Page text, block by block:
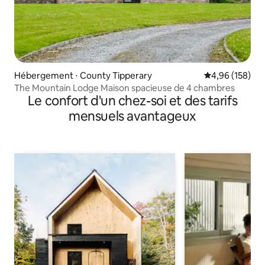
Hébergement ⋅ County Tipperary Évaluation
4,96 (158)
The Mountain Lodge Maison spacieuse de 4 chambres
Le confort d'un chez-soi et des tarifs
mensuels avantageux